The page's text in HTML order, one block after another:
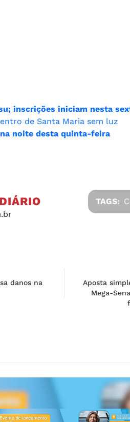
inscrições iniciam nesta
de Santa Maria sem luz
noite desta quinta-feira
TAGS:
danos na
Aposta
Mega-